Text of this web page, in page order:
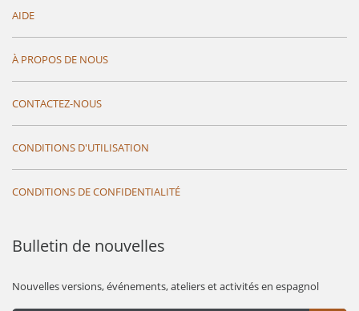
AIDE
À PROPOS DE NOUS
CONTACTEZ-NOUS
CONDITIONS D'UTILISATION
CONDITIONS DE CONFIDENTIALITÉ
Bulletin de nouvelles
Nouvelles versions, événements, ateliers et activités en espagnol